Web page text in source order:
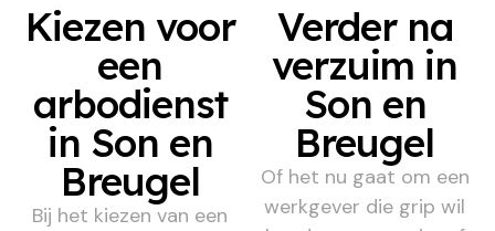
Kiezen voor
een
arbodienst
in Son en
Breugel
Bij het kiezen van een
Verder na
verzuim in
Son en
Breugel
Of het nu gaat om een
werkgever die grip wil